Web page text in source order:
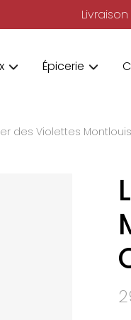
Épicerie
des Violettes